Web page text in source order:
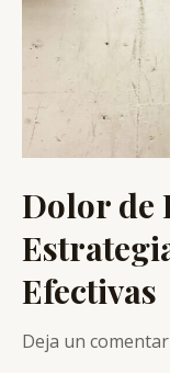
Dolor de
Efectivas
Deja un